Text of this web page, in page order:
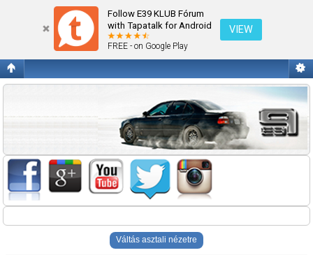
Follow E39 KLUB Fórum
with Tapatalk for Android
FREE - on Google Play
VIEW
Belépés
Váltás asztali nézetre